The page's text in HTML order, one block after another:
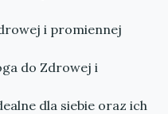
i promiennej
do Zdrowej i
dla siebie oraz ich